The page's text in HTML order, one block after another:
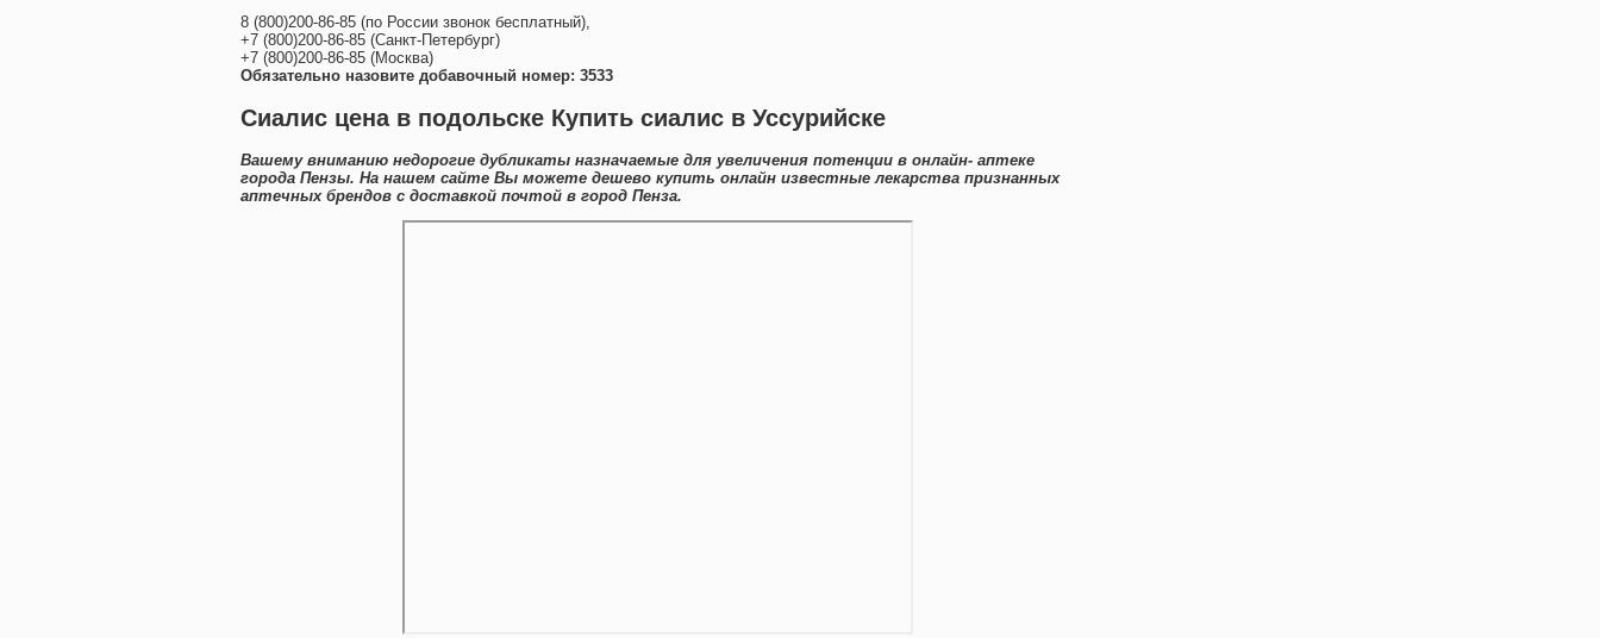
8 (800)200-86-85 (по России звонок бесплатный),
+7 (800)200-86-85 (Санкт-Петербург)
+7 (800)200-86-85 (Москва)
Обязательно назовите добавочный номер: 3533
Сиалис цена в подольске Купить сиалис в Уссурийске
Вашему вниманию недорогие дубликаты назначаемые для увеличения потенции в онлайн- аптеке
города Пензы. На нашем сайте Вы можете дешево купить онлайн известные лекарства признанных
аптечных брендов с доставкой почтой в город Пенза.